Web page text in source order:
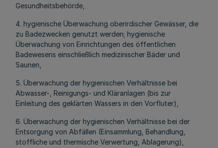
Gesundheitsbehörde,
4. hygienische Überwachung oberirdischer Gewässer, die
zu Badezwecken genutzt werden; hygienische
Überwachung von Einrichtungen des öffentlichen
Badewesens einschließlich medizinischer Bäder und
Saunen,
5. Überwachung der hygienischen Verhältnisse bei
Abwasser-, Reinigungs- und Kläranlagen (bis zur
Einleitung des geklärten Wassers in den Vorfluter),
6. Überwachung der hygienischen Verhältnisse bei der
Entsorgung von Abfällen (Einsammlung, Behandlung,
stoffliche und thermische Verwertung, Ablagerung),